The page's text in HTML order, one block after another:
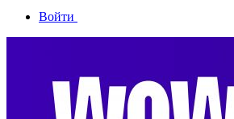
Войти